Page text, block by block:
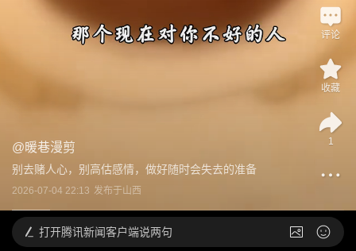
@暖巷漫剪
别去赌人心，别高估感情，做好随时会失去的准备
2026-07-04 22:13 发布于山西
评论
收藏
1
打开腾讯新闻客户端说两句